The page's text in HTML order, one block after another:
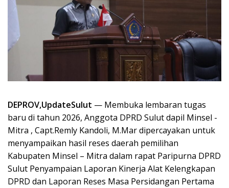
DEPROV,UpdateSulut — Membuka lembaran tugas
baru di tahun 2026, Anggota DPRD Sulut dapil Minsel -
Mitra , Capt.Remly Kandoli, M.Mar dipercayakan untuk
menyampaikan hasil reses daerah pemilihan
Kabupaten Minsel – Mitra dalam rapat Paripurna DPRD
Sulut Penyampaian Laporan Kinerja Alat Kelengkapan
DPRD dan Laporan Reses Masa Persidangan Pertama